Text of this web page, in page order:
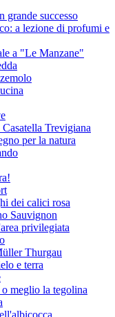
grande successo
a lezione di profumi e
a "Le Manzane"
Trevigiana
per la natura
dei calici rosa
Sauvignon
privilegiata
Thurgau
e terra
meglio la tegolina